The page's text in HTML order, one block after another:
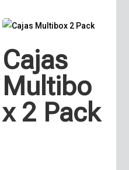
Cajas
Multibo
x 2 Pack